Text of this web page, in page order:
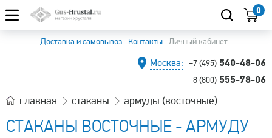
0
Доставка и самовывоз Контакты Личный кабинет
Москва: +7 (495) 540-48-06
8 (800) 555-78-06
главная стаканы армуды (восточные)
СТАКАНЫ ВОСТОЧНЫЕ - АРМУДУ